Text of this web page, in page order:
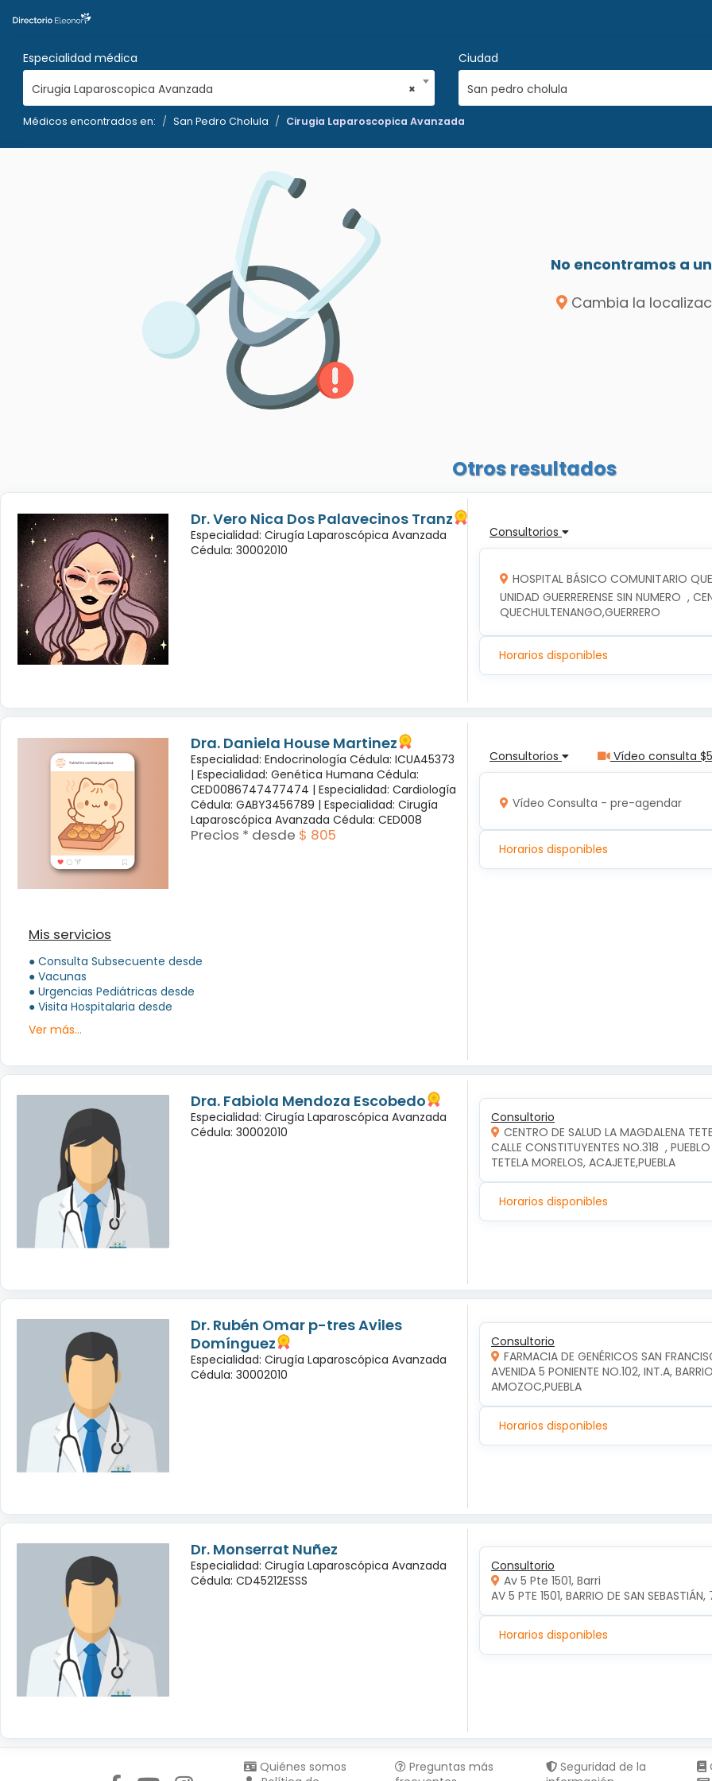
Especialidad médica
×
Cirugia Laparoscopica Avanzada
Ciudad
San pedro cholula
Médicos encontrados en: San Pedro Cholula Cirugia Laparoscopica Avanzada
No encontramos a
Cambia la
Otros resultados
Dr. Vero Nica Dos Palavecinos Tranz
Especialidad: Cirugía Laparoscópica Avanzada
Cédula: 30002010
Consultorios
HOSPITAL BÁSICO COMUNITARIO
UNIDAD GUERRERENSE SIN NUMERO  ,
QUECHULTENANGO,GUERRERO
Horarios disponibles
Dra. Daniela House Martinez
Especialidad: Endocrinología Cédula: ICUA45373
| Especialidad: Genética Humana Cédula:
CED0086747477474 | Especialidad: Cardiología
Cédula: GABY3456789 | Especialidad: Cirugía
Laparoscópica Avanzada Cédula: CED008
Precios * desde $ 805
Mis servicios
● Consulta Subsecuente desde
● Vacunas
● Urgencias Pediátricas desde
● Visita Hospitalaria desde
Ver más...
Consultorios Vídeo consulta
Vídeo Consulta - pre-agendar
Horarios disponibles
Dra. Fabiola Mendoza Escobedo
Especialidad: Cirugía Laparoscópica Avanzada
Cédula: 30002010
Consultorio
CENTRO DE SALUD LA MAGDALENA
CALLE CONSTITUYENTES NO.318  ,
TETELA MORELOS, ACAJETE,PUEBLA
Horarios disponibles
Dr. Rubén Omar p-tres Aviles
Domínguez
Especialidad: Cirugía Laparoscópica Avanzada
Cédula: 30002010
Consultorio
FARMACIA DE GENÉRICOS SAN
AVENIDA 5 PONIENTE NO.102, INT.A,
AMOZOC,PUEBLA
Horarios disponibles
Dr. Monserrat Nuñez
Especialidad: Cirugía Laparoscópica Avanzada
Cédula: CD45212ESSS
Consultorio
Av 5 Pte 1501, Barri
AV 5 PTE 1501, BARRIO DE SAN
Horarios disponibles
Quiénes somos
Preguntas más
Seguridad de la